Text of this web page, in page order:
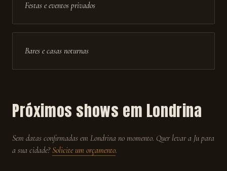
Festas e eventos privados
Bares e casas noturnas
Próximos shows em Londrina
Sem datas confirmadas em Londrina no momento. Quer levar a Ju para
a sua cidade? Solicite um orçamento.